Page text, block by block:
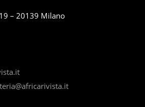
– 20139 Milano